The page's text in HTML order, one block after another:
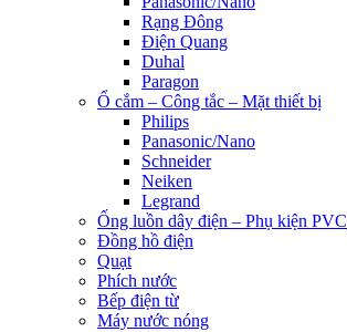
Rạng Đông
Điện Quang
Duhal
Paragon
Ổ cắm – Công tắc – Mặt thiết bị
Philips
Panasonic/Nano
Schneider
Neiken
Legrand
Ống luồn dây điện – Phụ kiện PVC
Đồng hồ điện
Quạt
Phích nước
Bếp điện từ
Máy nước nóng